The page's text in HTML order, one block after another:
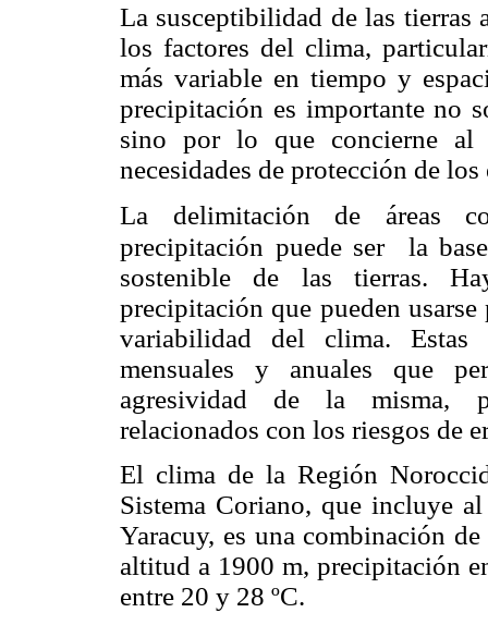
La susceptibilidad de las tierras
los factores del clima,
más variable en tiempo y
precipitación es importante no
sino por lo que concierne al
necesidades de protección de los
La delimitación de áreas
precipitación puede ser la
sostenible de las tierras.
precipitación que pueden
variabilidad del clima. Estas
mensuales y anuales que
agresividad de la misma,
relacionados con los riesgos de
El clima de la Región
Sistema Coriano, que incluye
Yaracuy, es una combinación
altitud a 1900 m, precipitación
entre 20 y 28 ºC.